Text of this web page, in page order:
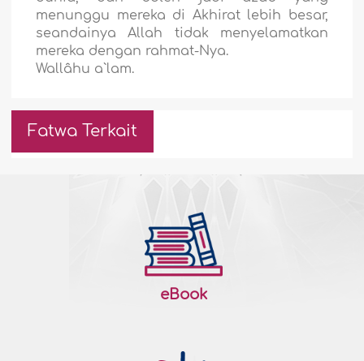
menunggu mereka di Akhirat lebih besar,
seandainya Allah tidak menyelamatkan
mereka dengan rahmat-Nya.
Wallâhu a`lam.
Fatwa Terkait
eBook